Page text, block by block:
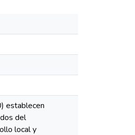
establecen
del
local y